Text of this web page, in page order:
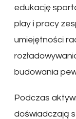
edukację
play i pracy
umiejętności
budowania
Podczas
doświadczają